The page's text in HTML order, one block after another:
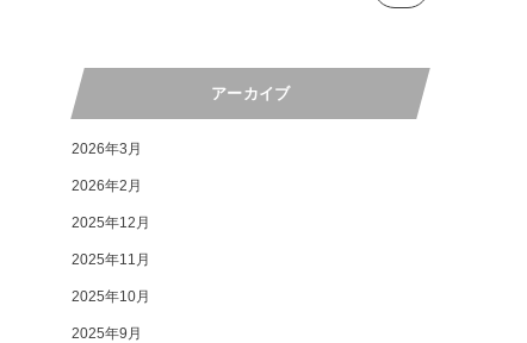
アーカイブ
2026年3月
2026年2月
2025年12月
2025年11月
2025年10月
2025年9月